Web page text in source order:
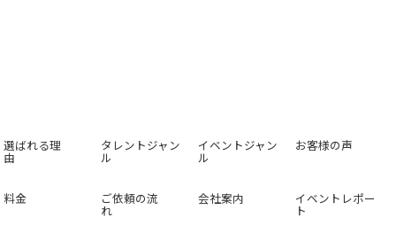
選ばれる理
由
タレントジャン
ル
イベントジャン
ル
お客様の声
料金 ご依頼の流
れ
会社案内 イベントレポー
ト